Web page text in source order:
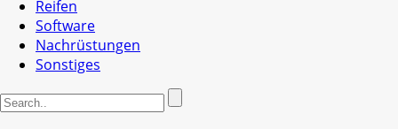
Reifen
Software
Nachrüstungen
Sonstiges